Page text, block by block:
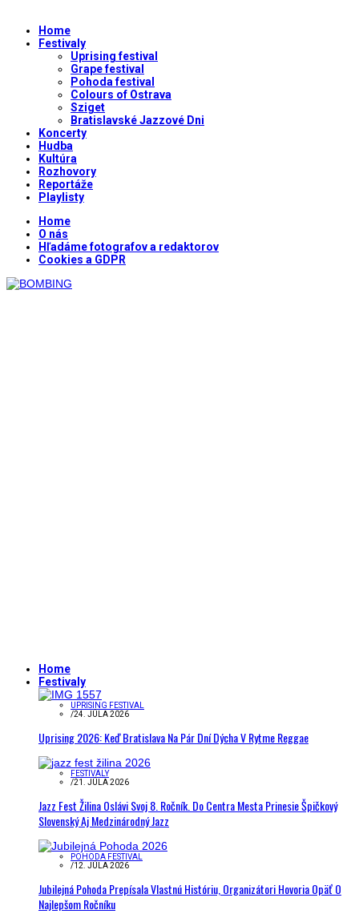
Home
Festivaly
Uprising festival
Grape festival
Pohoda festival
Colours of Ostrava
Sziget
Bratislavské Jazzové Dni
Koncerty
Hudba
Kultúra
Rozhovory
Reportáže
Playlisty
Home
O nás
Hľadáme fotografov a redaktorov
Cookies a GDPR
Home
Festivaly
UPRISING FESTIVAL
/24. JÚLA 2026
Uprising 2026: Keď Bratislava Na Pár Dní Dýcha V Rytme Reggae
FESTIVALY
/21. JÚLA 2026
Jazz Fest Žilina Oslávi Svoj 8. Ročník. Do Centra Mesta Prinesie Špičkový
Slovenský Aj Medzinárodný Jazz
POHODA FESTIVAL
/12. JÚLA 2026
Jubilejná Pohoda Prepísala Vlastnú Históriu, Organizátori Hovoria Opäť O
Najlepšom Ročníku